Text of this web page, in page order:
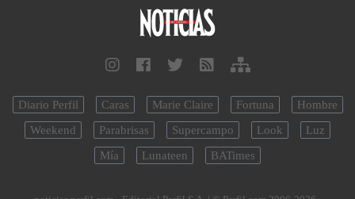
Diario Perfil Caras Marie Claire Fortuna
Hombre
Weekend
Parabrisas Supercampo Look
Luz
Mía
Lunateen BATimes